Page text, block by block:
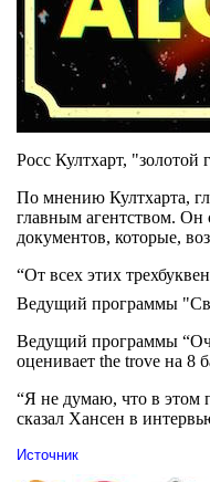
Росс Култхарт,
По мнению Култхарта,
главным агентством. Он
документов, которые,
“От всех этих
Ведущий программы
Ведущий программы
оценивает the trove на 8
“Я не думаю, что в этом
сказал Хансен в
Источник